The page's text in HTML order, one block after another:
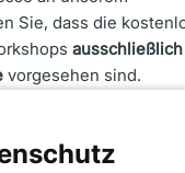
Sie, dass die
vorgesehen sind.
Anmeldung abbrechen